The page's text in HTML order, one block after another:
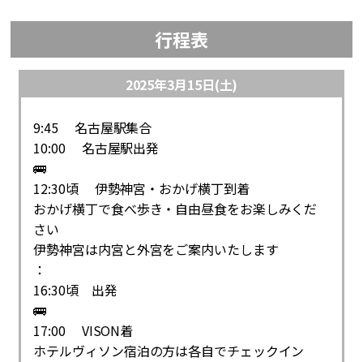
行程表
2025年3月15日(土)
9:45 名古屋駅集合
10:00 名古屋駅出発
🚌
12:30頃 伊勢神宮・おかげ横丁到着
おかげ横丁で食べ歩き・自由昼食をお楽しみくだ
さい
伊勢神宮は内宮と外宮をご案内いたします
：
16:30頃 出発
🚌
17:00 VISON着
ホテルヴィソン宿泊の方は各自でチェックイン